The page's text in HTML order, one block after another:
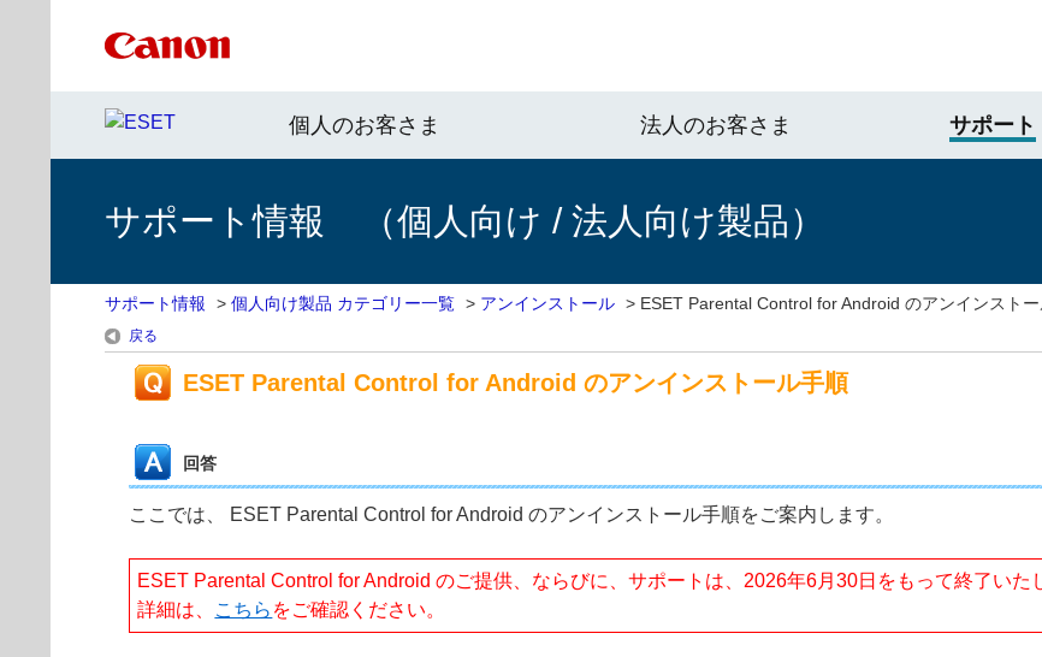
個人のお客さま 法人のお客さま サポート
サポート情報 （個人向け / 法人向け製品）
サポート情報 > 個人向け製品 カテゴリー一覧 > アンインストール > ESET Parental Control for Android のアンインスト
戻る
ESET Parental Control for Android のアンインストール手順
回答
ここでは、 ESET Parental Control for Android のアンインストール手順をご案内します。
ESET Parental Control for Android のご提供、ならびに、サポートは、2026年6月30日をもって終了いた
詳細は、 こちら をご確認ください。